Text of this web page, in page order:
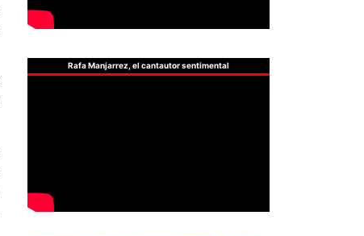
Rafa Manjarrez, el cantautor sentimental